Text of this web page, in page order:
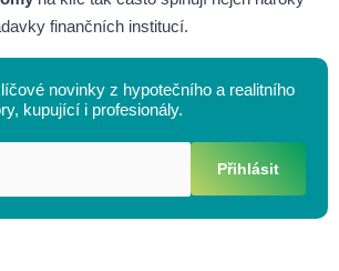
finančních institucí.
novinky z hypotečního a realitního
kupující i profesionály.
Přihlásit